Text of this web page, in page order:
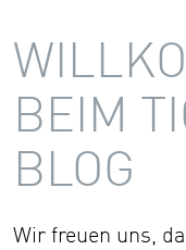
BEIM
BLOG
Wir freuen uns,